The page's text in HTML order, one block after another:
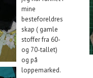
mine
besteforeldres
skap ( gamle
stoffer fra 60-
og 70-tallet)
og på
loppemarked.